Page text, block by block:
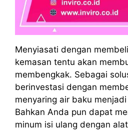
Menyiasati dengan
kemasan tentu akan
membengkak. Sebagai
berinvestasi dengan
menyaring air baku
Bahkan Anda pun dapat
minum isi ulang dengan